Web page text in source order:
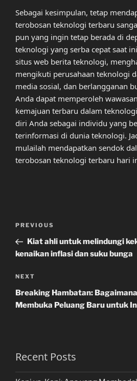
Sebagai kesimpulan, tetap
terobosan teknologi terbaru
pun yang ingin tetap berada di
teknologi yang serba cepat saat
situs web berita teknologi,
mengikuti perusahaan teknologi
media sosial, dan berlangganan
Anda dapat memperoleh
kemajuan terbaru dalam
diri Anda sebagai individu yang
terinformasi di dunia teknologi.
mulailah mendapatkan sendok
terobosan teknologi terbaru hari
Previous
Post
PREVIOUS
Kiat ahli untuk melindungi
kenaikan inflasi dan suku bunga
Next
Post
NEXT
Breaking Hambatan:
Membuka Peluang Baru untuk
Recent Posts